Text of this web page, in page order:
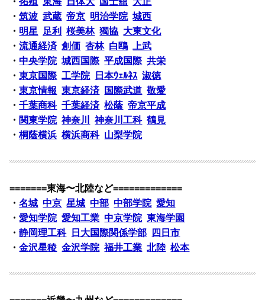
・筑波 武蔵 帝京 明治学院 城西
・ 明星 足利 桜美林 獨協 大東文化
・流通経済 創価 杏林 白鴎 上武
・中央学院 城西国際 平成国際 共栄
・東京国際 工学院 日本ｳｪﾙﾈｽ 淑徳
・東京情報 東京経済 国際武道 敬愛
・千葉商科 千葉経済 松蔭 帝京平成
・ 関東学院 神奈川 神奈川工科 鶴見
・桐蔭横浜 横浜商科 山梨学院
=======東海〜北陸など=============
・名城 中京 星城 中部 中部学院 愛知
・愛知学院 愛知工業 中京学院 東海学園
・静岡理工科 日大国際関係学部
四日市
・金沢星稜 金沢学院 福井工業 北陸 松本